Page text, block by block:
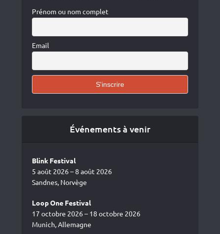
Prénom ou nom complet
Email
Événements à venir
Blink Festival
5 août 2026 – 8 août 2026
Sandnes, Norvège
Loop One Festival
17 octobre 2026 – 18 octobre 2026
Munich, Allemagne